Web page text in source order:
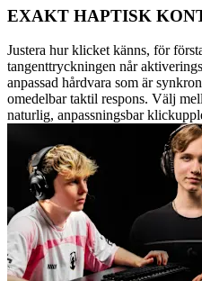
EXAKT HAPTISK
Justera hur klicket känns, för
tangenttryckningen når
anpassad hårdvara som är
omedelbar taktil respons. Välj
naturlig, anpassningsbar